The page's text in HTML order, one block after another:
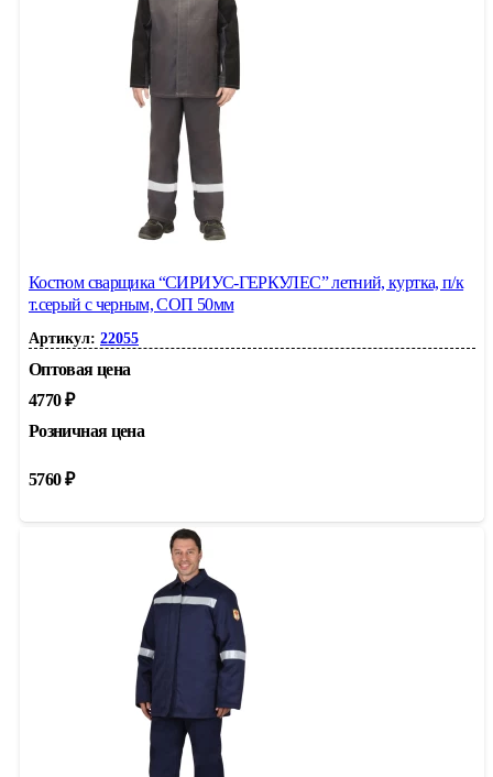
Костюм сварщика “СИРИУС-ГЕРКУЛЕС” летний, куртка, п/к
т.серый с черным, СОП 50мм
Артикул: 22055
Оптовая цена
4770₽
Розничная цена
5760₽